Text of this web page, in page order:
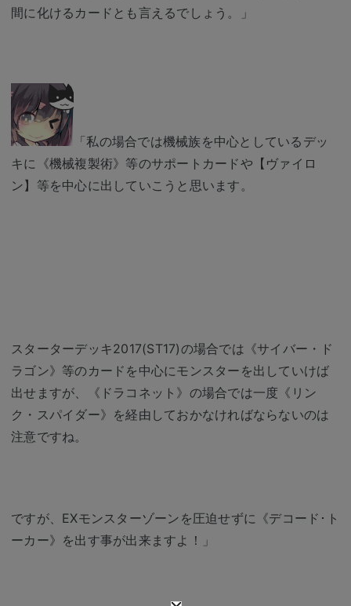
間に化けるカードとも言えるでしょう。」
「私の場合では機械族を中心としているデッ
キに《機械複製術》等のサポートカードや【ヴァイロ
ン】等を中心に出していこうと思います。
スターターデッキ2017(ST17)の場合では《サイバー・ド
ラゴン》等のカードを中心にモンスターを出していけば
出せますが、《ドラコネット》の場合では一度《リン
ク・スパイダー》を経由しておかなければならないのは
注意ですね。
ですが、EXモンスターゾーンを圧迫せずに《デコード･ト
ーカー》を出す事が出来ますよ！」